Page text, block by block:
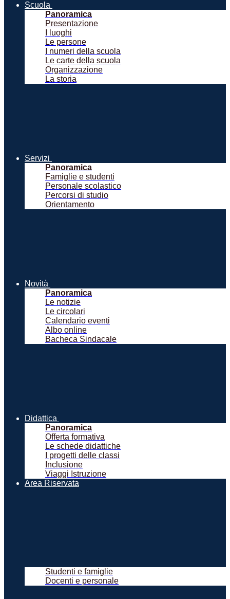
Scuola
Panoramica
Presentazione
I luoghi
Le persone
I numeri della scuola
Le carte della scuola
Organizzazione
La storia
Servizi
Panoramica
Famiglie e studenti
Personale scolastico
Percorsi di studio
Orientamento
Novità
Panoramica
Le notizie
Le circolari
Calendario eventi
Albo online
Bacheca Sindacale
Didattica
Panoramica
Offerta formativa
Le schede didattiche
I progetti delle classi
Inclusione
Viaggi Istruzione
Area Riservata
Studenti e famiglie
Docenti e personale